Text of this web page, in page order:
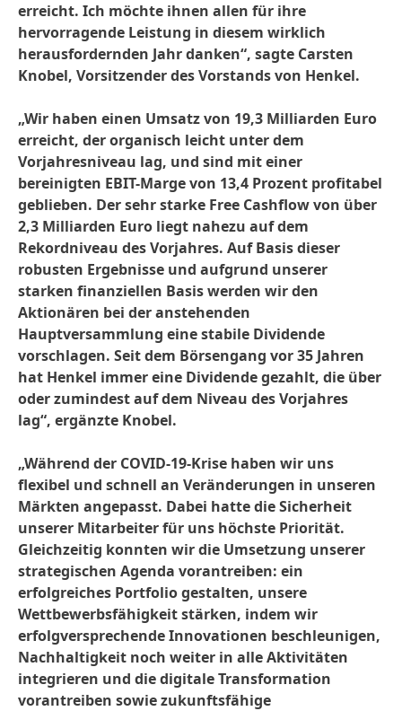
erreicht. Ich möchte ihnen allen für ihre
hervorragende Leistung in diesem wirklich
herausfordernden Jahr danken“, sagte Carsten
Knobel, Vorsitzender des Vorstands von Henkel.
„Wir haben einen Umsatz von 19,3 Milliarden Euro
erreicht, der organisch leicht unter dem
Vorjahresniveau lag, und sind mit einer
bereinigten EBIT-Marge von 13,4 Prozent profitabel
geblieben. Der sehr starke Free Cashflow von über
2,3 Milliarden Euro liegt nahezu auf dem
Rekordniveau des Vorjahres. Auf Basis dieser
robusten Ergebnisse und aufgrund unserer
starken finanziellen Basis werden wir den
Aktionären bei der anstehenden
Hauptversammlung eine stabile Dividende
vorschlagen. Seit dem Börsengang vor 35 Jahren
hat Henkel immer eine Dividende gezahlt, die über
oder zumindest auf dem Niveau des Vorjahres
lag“, ergänzte Knobel.
„Während der COVID-19-Krise haben wir uns
flexibel und schnell an Veränderungen in unseren
Märkten angepasst. Dabei hatte die Sicherheit
unserer Mitarbeiter für uns höchste Priorität.
Gleichzeitig konnten wir die Umsetzung unserer
strategischen Agenda vorantreiben: ein
erfolgreiches Portfolio gestalten, unsere
Wettbewerbsfähigkeit stärken, indem wir
erfolgversprechende Innovationen beschleunigen,
Nachhaltigkeit noch weiter in alle Aktivitäten
integrieren und die digitale Transformation
vorantreiben sowie zukunftsfähige